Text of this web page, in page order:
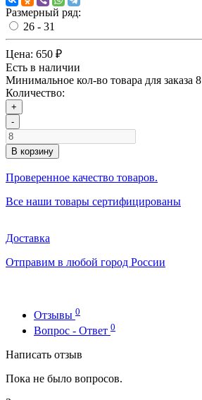
Размерный ряд:
26 - 31
Цена: 650 ₽
Есть в наличии
Минимальное кол-во товара для заказа 8
Количество:
+
-
В корзину
Проверенное качество товаров.
Все наши товары сертифицированы
Доставка
Отправим в любой город России
Отзывы 0
Вопрос - Ответ 0
Написать отзыв
Пока не было вопросов.